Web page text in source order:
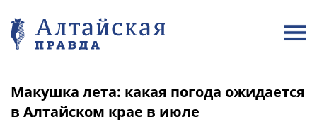
Макушка лета: какая погода ожидается
в Алтайском крае в июле